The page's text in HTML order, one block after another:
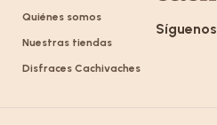
Quiénes somos
Nuestras tiendas
Disfraces Cachivaches
Síguenos